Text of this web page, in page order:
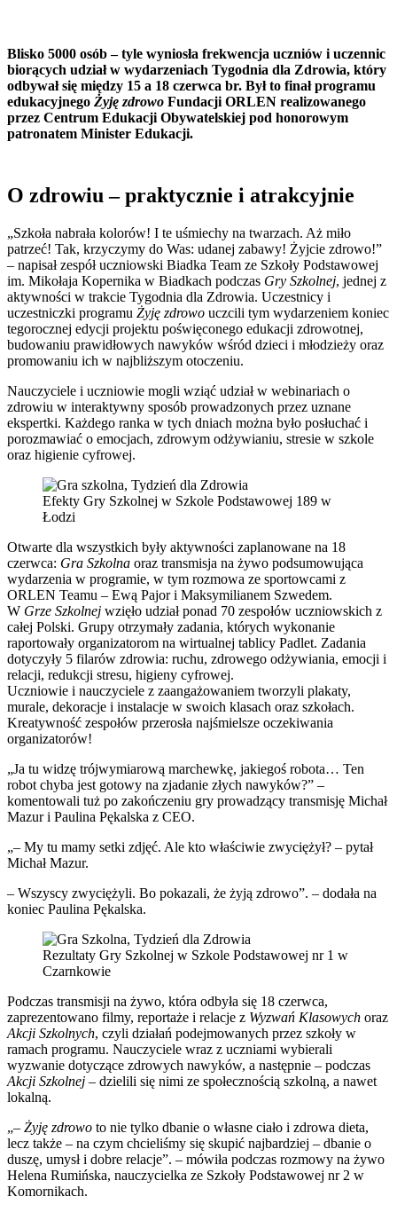
Blisko 5000 osób – tyle wyniosła frekwencja uczniów i uczennic
biorących udział w wydarzeniach Tygodnia dla Zdrowia, który
odbywał się między 15 a 18 czerwca br. Był to finał programu
edukacyjnego Żyję zdrowo Fundacji ORLEN realizowanego
przez Centrum Edukacji Obywatelskiej pod honorowym
patronatem Minister Edukacji.
O zdrowiu – praktycznie i atrakcyjnie
„Szkoła nabrała kolorów! I te uśmiechy na twarzach. Aż miło
patrzeć! Tak, krzyczymy do Was: udanej zabawy! Żyjcie zdrowo!”
– napisał zespół uczniowski Biadka Team ze Szkoły Podstawowej
im. Mikołaja Kopernika w Biadkach podczas Gry Szkolnej, jednej z
aktywności w trakcie Tygodnia dla Zdrowia. Uczestnicy i
uczestniczki programu Żyję zdrowo uczcili tym wydarzeniem koniec
tegorocznej edycji projektu poświęconego edukacji zdrowotnej,
budowaniu prawidłowych nawyków wśród dzieci i młodzieży oraz
promowaniu ich w najbliższym otoczeniu.
Nauczyciele i uczniowie mogli wziąć udział w webinariach o
zdrowiu w interaktywny sposób prowadzonych przez uznane
ekspertki. Każdego ranka w tych dniach można było posłuchać i
porozmawiać o emocjach, zdrowym odżywianiu, stresie w szkole
oraz higienie cyfrowej.
Efekty Gry Szkolnej w Szkole Podstawowej 189 w
Łodzi
Otwarte dla wszystkich były aktywności zaplanowane na 18
czerwca: Gra Szkolna oraz transmisja na żywo podsumowująca
wydarzenia w programie, w tym rozmowa ze sportowcami z
ORLEN Teamu – Ewą Pajor i Maksymilianem Szwedem.
W Grze Szkolnej wzięło udział ponad 70 zespołów uczniowskich z
całej Polski. Grupy otrzymały zadania, których wykonanie
raportowały organizatorom na wirtualnej tablicy Padlet. Zadania
dotyczyły 5 filarów zdrowia: ruchu, zdrowego odżywiania, emocji i
relacji, redukcji stresu, higieny cyfrowej.
Uczniowie i nauczyciele z zaangażowaniem tworzyli plakaty,
murale, dekoracje i instalacje w swoich klasach oraz szkołach.
Kreatywność zespołów przerosła najśmielsze oczekiwania
organizatorów!
„Ja tu widzę trójwymiarową marchewkę, jakiegoś robota… Ten
robot chyba jest gotowy na zjadanie złych nawyków?” –
komentowali tuż po zakończeniu gry prowadzący transmisję Michał
Mazur i Paulina Pękalska z CEO.
„– My tu mamy setki zdjęć. Ale kto właściwie zwyciężył? – pytał
Michał Mazur.
– Wszyscy zwyciężyli. Bo pokazali, że żyją zdrowo”. – dodała na
koniec Paulina Pękalska.
Rezultaty Gry Szkolnej w Szkole Podstawowej nr 1 w
Czarnkowie
Podczas transmisji na żywo, która odbyła się 18 czerwca,
zaprezentowano filmy, reportaże i relacje z Wyzwań Klasowych oraz
Akcji Szkolnych, czyli działań podejmowanych przez szkoły w
ramach programu. Nauczyciele wraz z uczniami wybierali
wyzwanie dotyczące zdrowych nawyków, a następnie – podczas
Akcji Szkolnej – dzielili się nimi ze społecznością szkolną, a nawet
lokalną.
„– Żyję zdrowo to nie tylko dbanie o własne ciało i zdrowa dieta,
lecz także – na czym chcieliśmy się skupić najbardziej – dbanie o
duszę, umysł i dobre relacje”. – mówiła podczas rozmowy na żywo
Helena Rumińska, nauczycielka ze Szkoły Podstawowej nr 2 w
Komornikach.